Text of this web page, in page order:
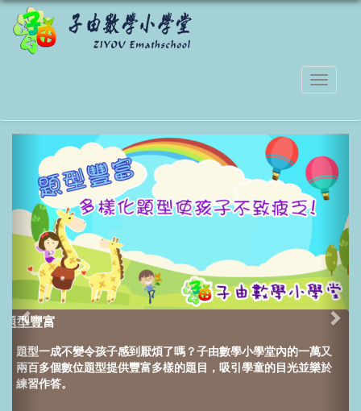
題型豐富
題型一成不變令孩子感到厭煩了嗎？子由數學小學堂內的一萬又
兩百多個數位題型提供豐富多樣的題目，吸引學童的目光並樂於
練習作答。